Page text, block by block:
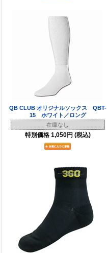
QB CLUB オリジナルソックス QBT-
15 ホワイト／ロング
在庫なし
特別価格 1,050円 (税込)